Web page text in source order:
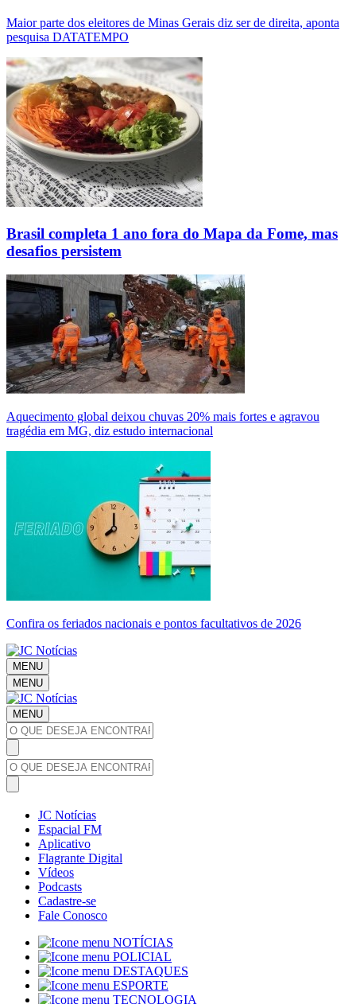
Maior parte dos eleitores de Minas Gerais diz ser de direita, aponta
pesquisa DATATEMPO
Brasil completa 1 ano fora do Mapa da Fome, mas
desafios persistem
Aquecimento global deixou chuvas 20% mais fortes e agravou
tragédia em MG, diz estudo internacional
Confira os feriados nacionais e pontos facultativos de 2026
MENU
MENU
MENU
JC Notícias
Espacial FM
Aplicativo
Flagrante Digital
Vídeos
Podcasts
Cadastre-se
Fale Conosco
NOTÍCIAS
POLICIAL
DESTAQUES
ESPORTE
TECNOLOGIA